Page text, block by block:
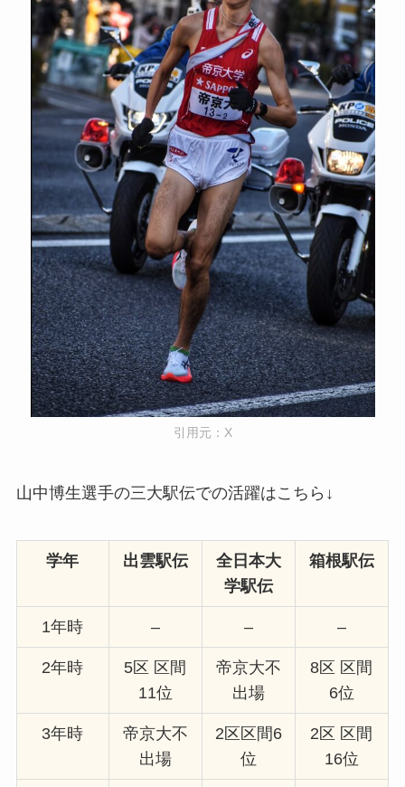
引用元： X
山中博生選手の三大駅伝での活躍はこちら↓
学年 出雲駅伝
全日本大
学駅伝
箱根駅伝
1年時 – – –
2年時
5区 区間
11位
帝京大不
出場
8区 区間
6位
3年時
帝京大不
出場
2区区間6
位
2区 区間
16位